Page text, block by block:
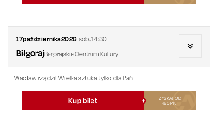
17października2026 sob.,14:30
BiłgorajBiłgorajskie Centrum Kultury
Wacław rządzi! Wielka sztuka tylko dla Pań
Kup bilet
ZYSKAJ OD
420PKT